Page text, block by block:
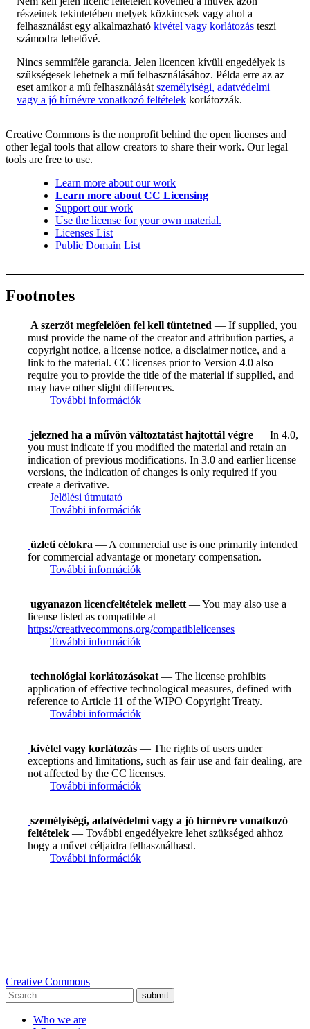
részeinek tekintetében melyek közkincsek vagy ahol a
felhasználást egy alkalmazható kivétel vagy korlátozás teszi
számodra lehetővé.
Nincs semmiféle garancia. Jelen licencen kívüli engedélyek is
szükségesek lehetnek a mű felhasználásához. Példa erre az az
eset amikor a mű felhasználását személyiségi, adatvédelmi
vagy a jó hírnévre vonatkozó feltételek korlátozzák.
Creative Commons is the nonprofit behind the open licenses and
other legal tools that allow creators to share their work. Our legal
tools are free to use.
Learn more about our work
Learn more about CC Licensing
Support our work
Use the license for your own material.
Licenses List
Public Domain List
Footnotes
A szerzőt megfelelően fel kell tüntetned — If supplied, you
must provide the name of the creator and attribution parties, a
copyright notice, a license notice, a disclaimer notice, and a
link to the material. CC licenses prior to Version 4.0 also
require you to provide the title of the material if supplied, and
may have other slight differences.
További információk
jelezned ha a művön változtatást hajtottál végre — In 4.0,
you must indicate if you modified the material and retain an
indication of previous modifications. In 3.0 and earlier license
versions, the indication of changes is only required if you
create a derivative.
Jelölési útmutató
További információk
üzleti célokra — A commercial use is one primarily intended
for commercial advantage or monetary compensation.
További információk
ugyanazon licencfeltételek mellett — You may also use a
license listed as compatible at
https://creativecommons.org/compatiblelicenses
További információk
technológiai korlátozásokat — The license prohibits
application of effective technological measures, defined with
reference to Article 11 of the WIPO Copyright Treaty.
További információk
kivétel vagy korlátozás — The rights of users under
exceptions and limitations, such as fair use and fair dealing, are
not affected by the CC licenses.
További információk
személyiségi, adatvédelmi vagy a jó hírnévre vonatkozó
feltételek — További engedélyekre lehet szükséged ahhoz
hogy a művet céljaidra felhasználhasd.
További információk
Creative Commons
submit
Who we are